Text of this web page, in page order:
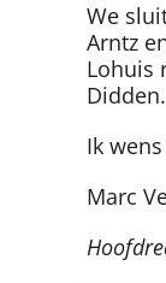
We
Arntz
Lohuis
Didden.
Ik
Marc